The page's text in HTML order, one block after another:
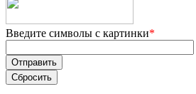
Введите символы с картинки*